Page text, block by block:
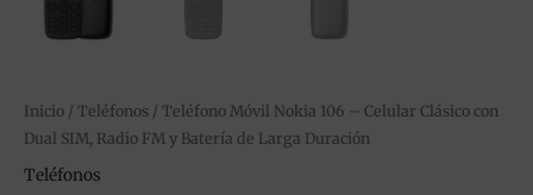
Inicio / Teléfonos / Teléfono Móvil Nokia 106 – Celular Clásico con
Dual SIM, Radio FM y Batería de Larga Duración
Teléfonos